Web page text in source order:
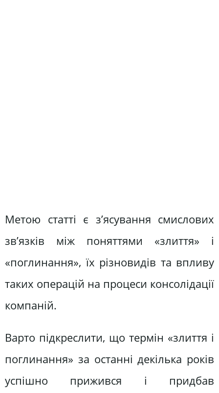
Метою статті є з’ясування смислових
зв’язків між поняттями «злиття» і
«поглинання», їх різновидів та впливу
таких операцій на процеси консолідації
компаній.
Варто підкреслити, що термін «злиття і
поглинання» за останні декілька років
успішно прижився і придбав